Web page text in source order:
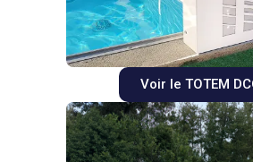
Voir le TOTEM